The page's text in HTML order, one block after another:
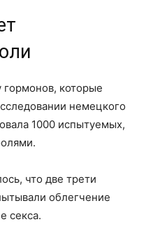
которые
немецкого
1000 испытуемых,
что две трети
облегчение
секса.